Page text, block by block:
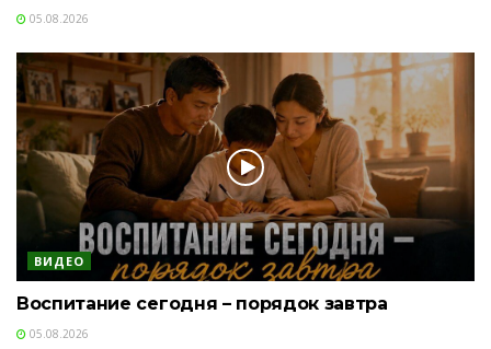
05.08.2026
ВИДЕО
Воспитание сегодня – порядок завтра
05.08.2026